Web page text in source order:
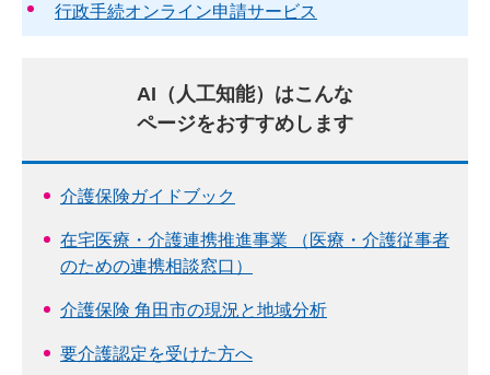
行政手続オンライン申請サービス
AI（人工知能）はこんな
ページをおすすめします
介護保険ガイドブック
在宅医療・介護連携推進事業 （医療・介護従事者
のための連携相談窓口）
介護保険 角田市の現況と地域分析
要介護認定を受けた方へ